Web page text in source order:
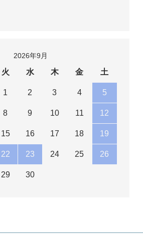
2026年9月
火 水 木 金 土
1 2 3 4 5
8 9 10 11 12
15 16 17 18 19
22 23 24 25 26
29 30